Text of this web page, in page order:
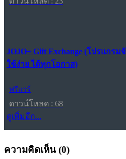
JOJO+ Gift Exchange (โปรแกร
ใช้ง่าย ได้ทุกโอกาส)
ฟรีแวร์
ดาวน์โหลด : 68
ดูเพิ่มอีก...
ความคิดเห็น (0)